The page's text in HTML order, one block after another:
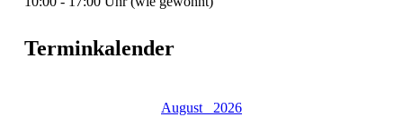
Terminkalender
August 2026